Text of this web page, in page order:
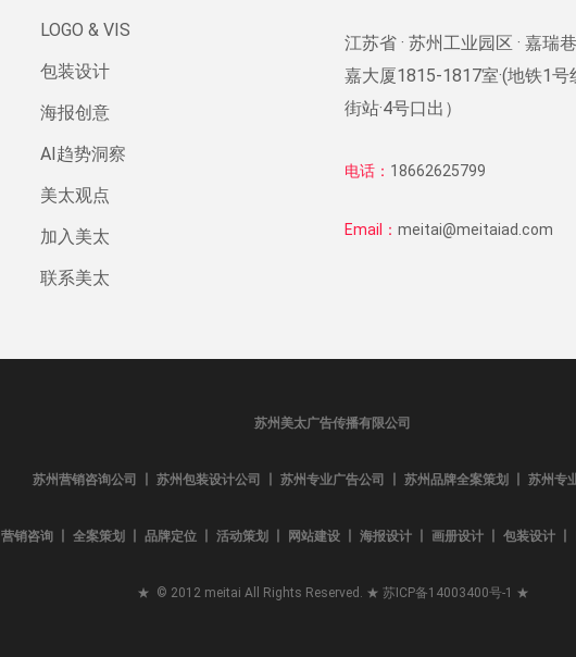
LOGO & VIS
包装设计
海报创意
AI趋势洞察
美太观点
加入美太
联系美太
江苏省 · 苏州工业园区 · 嘉瑞
嘉大厦1815-1817室·(地铁1号
街站·4号口出）
电话： 18662625799
Email： meitai@meitaiad.com
苏州美太广告传播有限公司
苏州营销咨询公司 丨 苏州包装设计公司 丨 苏州专业广告公司 丨 苏州品牌全案策划 丨 苏州专
营销咨询 丨 全案策划 丨 品牌定位 丨 活动策划 丨 网站建设 丨 海报设计 丨 画册设计 丨 包装设计
★ © 2012 meitai All Rights Reserved. ★ 苏ICP备14003400号-1 ★